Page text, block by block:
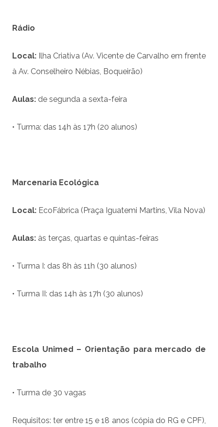
Rádio
Local: Ilha Criativa (Av. Vicente de Carvalho em frente
à Av. Conselheiro Nébias, Boqueirão)
Aulas: de segunda a sexta-feira
• Turma: das 14h às 17h (20 alunos)
Marcenaria Ecológica
Local: EcoFábrica (Praça Iguatemi Martins, Vila Nova)
Aulas: às terças, quartas e quintas-feiras
• Turma I: das 8h às 11h (30 alunos)
• Turma II: das 14h às 17h (30 alunos)
Escola Unimed – Orientação para mercado de
trabalho
• Turma de 30 vagas
Requisitos: ter entre 15 e 18 anos (cópia do RG e CPF),